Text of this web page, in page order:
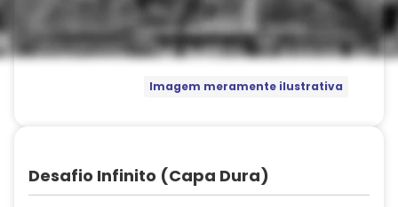
Imagem meramente ilustrativa
Desafio Infinito (Capa Dura)